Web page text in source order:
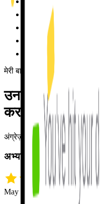
अपॉइंटमेंट से
सब्र निर्भर करता है
हाई प्रेशर
मेरी बात पर मत जाइए
उन लोगों से सुनिए
करते हैं।
अंग्रेज़ी से अनुवादित
अभ्यास, अभ्यास और बस
May 18 · snrh5432